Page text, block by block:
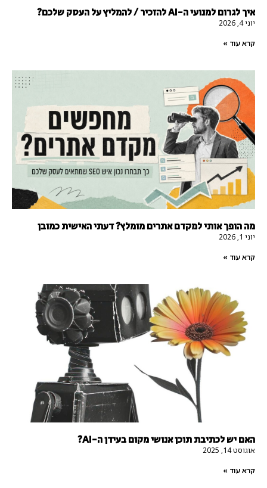
איך לגרום למנועי ה-AI להזכיר / להמליץ על העסק שלכם?
יוני 4, 2026
קרא עוד »
מה הופך אותי למקדם אתרים מומלץ? דעתי האישית כמובן
יוני 1, 2026
קרא עוד »
האם יש לכתיבת תוכן אנושי מקום בעידן ה-AI?
אוגוסט 14, 2025
קרא עוד »